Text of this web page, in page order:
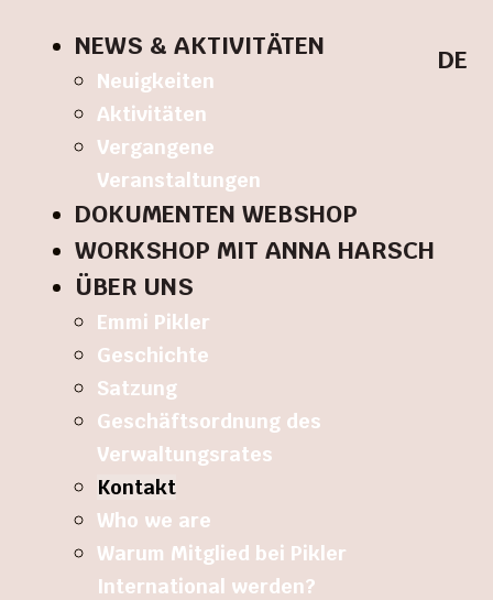
NEWS & AKTIVITÄTEN
Neuigkeiten
Aktivitäten
Vergangene
Veranstaltungen
DOKUMENTEN WEBSHOP
WORKSHOP MIT ANNA HARSCH
ÜBER UNS
Emmi Pikler
Geschichte
Satzung
Geschäftsordnung des
Verwaltungsrates
Kontakt
Who we are
Warum Mitglied bei Pikler
International werden?
DE